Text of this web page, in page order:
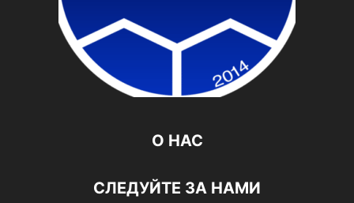
О НАС
СЛЕДУЙТЕ ЗА НАМИ